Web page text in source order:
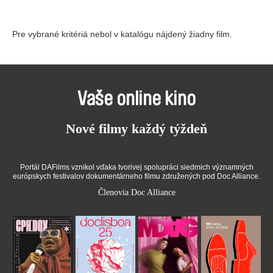
Pre vybrané kritériá nebol v katalógu nájdený žiadny film.
Vaše online kino
Nové filmy každý týždeň
Portál DAFilms vznikol vďaka tvorivej spolupráci siedmich významných
európskych festivalov dokumentárneho filmu združených pod Doc Alliance.
Členovia Doc Alliance